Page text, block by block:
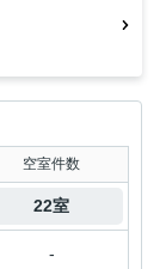
空室件数
22室
-